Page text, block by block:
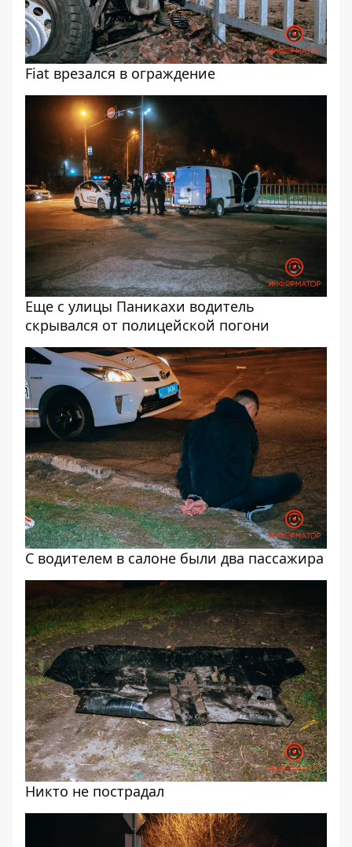
Fiat врезался в ограждение
Еще с улицы Паникахи водитель
скрывался от полицейской погони
С водителем в салоне были два пассажира
Никто не пострадал